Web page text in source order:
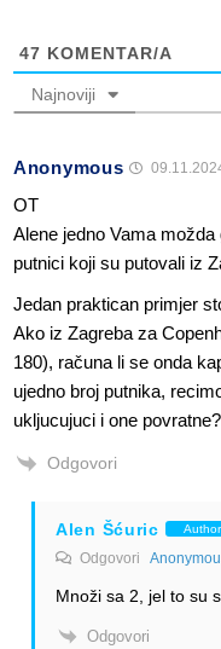
47 KOMENTAR/A
Najnoviji
Anonymous
OT
Alene jedno Vama
putnici koji su putovali iz
Jedan praktican primjer
Ako iz Zagreba za
180), računa li se onda
ujedno broj putnika,
ukljucujuci i one povratne?
Odgovori
Alen Šćuric Author
Odgovori
Množi sa 2, jel to su
Odgovori